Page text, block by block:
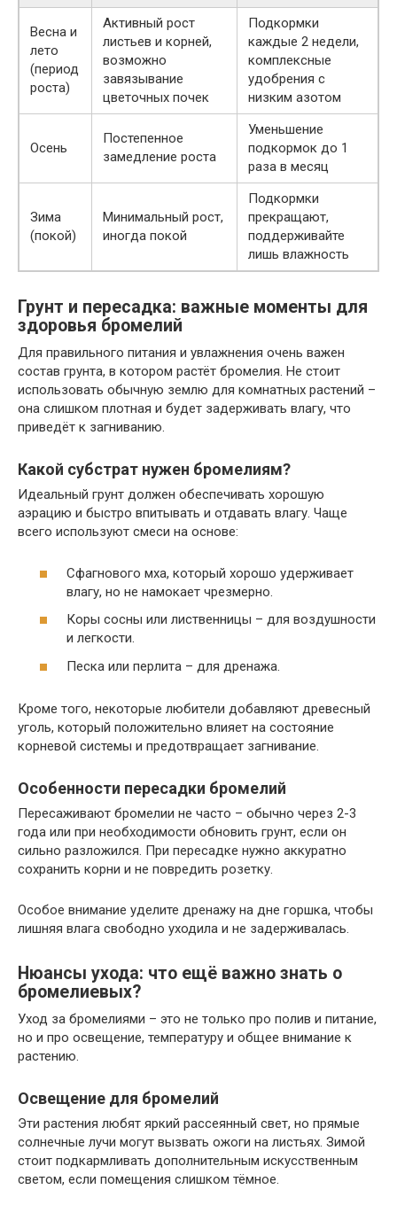
Весна и
лето
(период
роста)
Активный рост
листьев и корней,
возможно
завязывание
цветочных почек
Подкормки
каждые 2 недели,
комплексные
удобрения с
низким азотом
Осень
Постепенное
замедление роста
Уменьшение
подкормок до 1
раза в месяц
Зима
(покой)
Минимальный рост,
иногда покой
Подкормки
прекращают,
поддерживайте
лишь влажность
Грунт и пересадка: важные моменты для
здоровья бромелий
Для правильного питания и увлажнения очень важен
состав грунта, в котором растёт бромелия. Не стоит
использовать обычную землю для комнатных растений –
она слишком плотная и будет задерживать влагу, что
приведёт к загниванию.
Какой субстрат нужен бромелиям?
Идеальный грунт должен обеспечивать хорошую
аэрацию и быстро впитывать и отдавать влагу. Чаще
всего используют смеси на основе:
Сфагнового мха, который хорошо удерживает
влагу, но не намокает чрезмерно.
Коры сосны или лиственницы – для воздушности
и легкости.
Песка или перлита – для дренажа.
Кроме того, некоторые любители добавляют древесный
уголь, который положительно влияет на состояние
корневой системы и предотвращает загнивание.
Особенности пересадки бромелий
Пересаживают бромелии не часто – обычно через 2-3
года или при необходимости обновить грунт, если он
сильно разложился. При пересадке нужно аккуратно
сохранить корни и не повредить розетку.
Особое внимание уделите дренажу на дне горшка, чтобы
лишняя влага свободно уходила и не задерживалась.
Нюансы ухода: что ещё важно знать о
бромелиевых?
Уход за бромелиями – это не только про полив и питание,
но и про освещение, температуру и общее внимание к
растению.
Освещение для бромелий
Эти растения любят яркий рассеянный свет, но прямые
солнечные лучи могут вызвать ожоги на листьях. Зимой
стоит подкармливать дополнительным искусственным
светом, если помещения слишком тёмное.